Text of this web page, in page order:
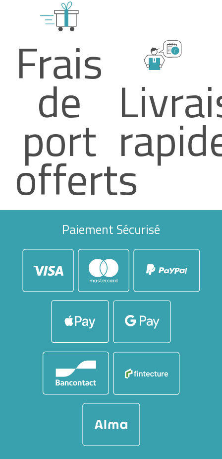
Frais
de
port
offerts
Paiement Sécurisé